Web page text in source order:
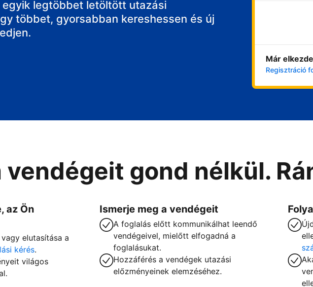
egyik legtöbbet letöltött utazási
többet, gyorsabban kereshessen és új
Már
Regisztráció
vendégeit gond nélkül.
az Ön
elutasítása a
kérés.
világos
Ismerje meg a vendégeit
A foglalás előtt kommunikálhat leendő
vendégeivel, mielőtt elfogadná a
foglalásukat.
Hozzáférés a vendégek utazási
előzményeinek elemzéséhez.